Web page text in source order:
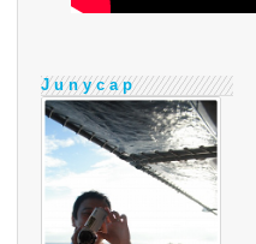
J u n y c a p